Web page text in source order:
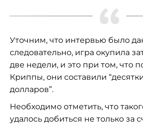
Уточним, что интервью было
следовательно, игра окупила
две недели, и это при том, что
Криппы, они составили
долларов”.
Необходимо отметить, что
удалось добиться не только за